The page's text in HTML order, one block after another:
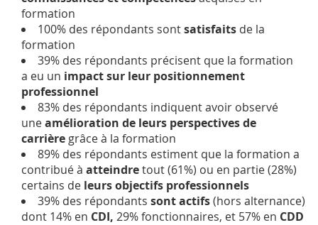
formation
100% des répondants sontsatisfaits de la
formation
39% des répondants précisent que la formation
a eu un impact sur leur positionnement
professionnel
83% des répondants indiquent avoir observé
uneamélioration de leurs perspectives de
carrière grâce à la formation
89% des répondants estiment que la formation a
contribué à atteindretout (61%) ou en partie (28%)
certains de leurs objectifs professionnels
39% des répondants sont actifs(hors alternance)
dont 14% en CDI, 29% fonctionnaires, et 57% en CDD